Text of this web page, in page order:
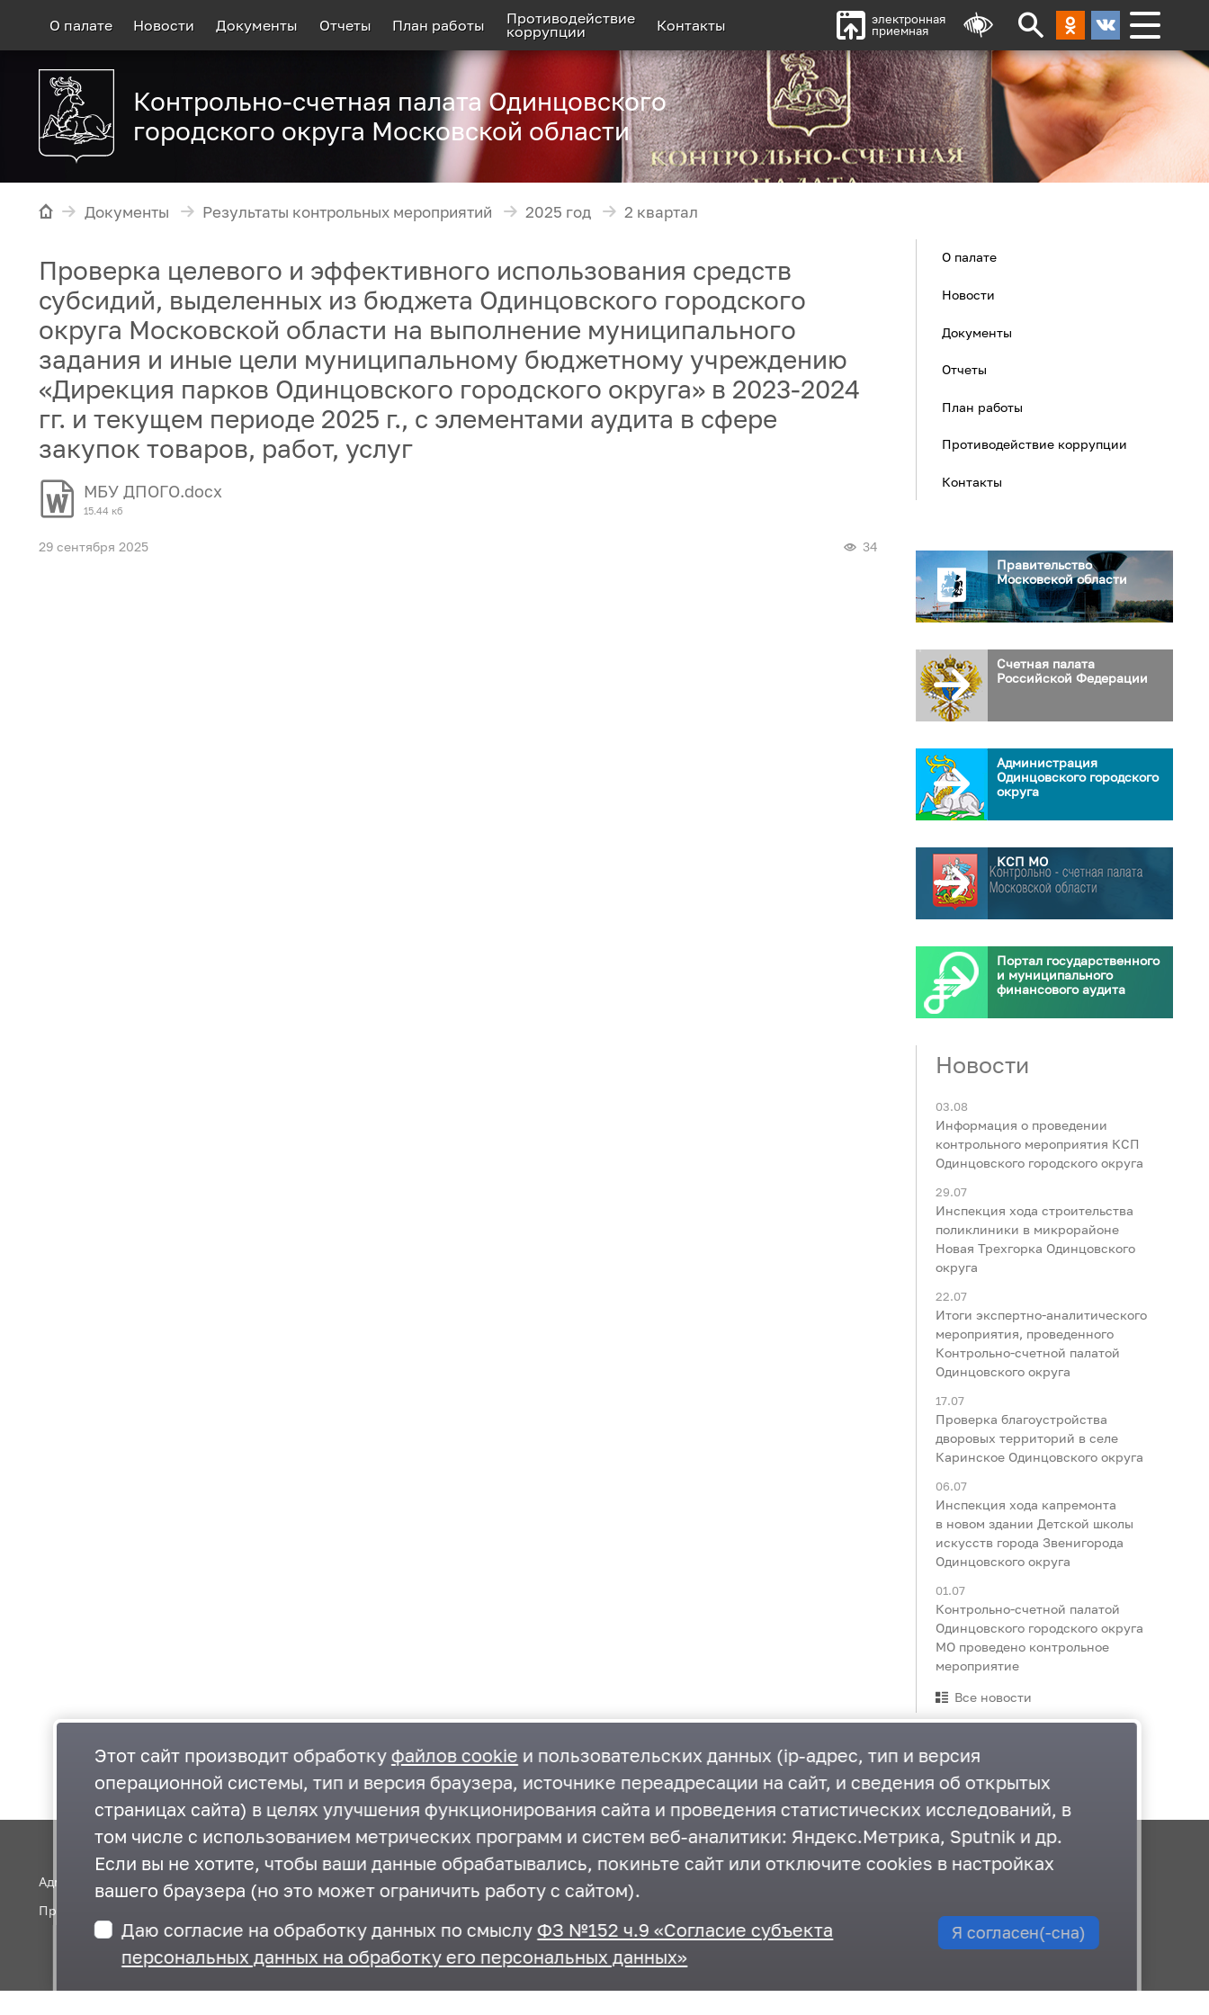
О палате Новости Документы Отчеты План работы
Противодействие
коррупции
Контакты
электронная
приемная
Контрольно-счетная палата Одинцовского
городского округа Московской области
Документы Результаты контрольных мероприятий 2025 год 2 квартал
Проверка целевого и эффективного использования средств
субсидий, выделенных из бюджета Одинцовского городского
округа Московской области на выполнение муниципального
задания и иные цели муниципальному бюджетному учреждению
«Дирекция парков Одинцовского городского округа» в 2023-2024
гг. и текущем периоде 2025 г., с элементами аудита в сфере
закупок товаров, работ, услуг
МБУ ДПОГО.docx
15.44 кб
29 сентября 2025 34
О палате
Новости
Документы
Отчеты
План работы
Противодействие коррупции
Контакты
Правительство
Московской области
Счетная палата
Российской Федерации
Администрация
Одинцовского городского
округа
КСП МО
Портал государственного
и муниципального
финансового аудита
Новости
03.08
Информация о проведении
контрольного мероприятия КСП
Одинцовского городского округа
29.07
Инспекция хода строительства
поликлиники в микрорайоне
Новая Трехгорка Одинцовского
округа
22.07
Итоги экспертно-аналитического
мероприятия, проведенного
Контрольно-счетной палатой
Одинцовского округа
17.07
Проверка благоустройства
дворовых территорий в селе
Каринское Одинцовского округа
06.07
Инспекция хода капремонта
в новом здании Детской школы
искусств города Звенигорода
Одинцовского округа
01.07
Контрольно-счетной палатой
Одинцовского городского округа
МО проведено контрольное
мероприятие
Все новости
Администрация Одинцовского округа
Правительство Московской области
+7 495-593-27-41,+7 495-367-11-87
odin_ksp@mosreg.ru,krkomr@yandex.ru
Карта сайта
Этот сайт производит обработку файлов cookie и пользовательских данных (ip-адрес, тип и версия
операционной системы, тип и версия браузера, источнике переадресации на сайт, и сведения об открытых
страницах сайта) в целях улучшения функционирования сайта и проведения статистических исследований, в
том числе с использованием метрических программ и систем веб-аналитики: Яндекс.Метрика, Sputnik и др.
Если вы не хотите, чтобы ваши данные обрабатывались, покиньте сайт или отключите cookies в настройках
вашего браузера (но это может ограничить работу с сайтом).
Даю согласие на обработку данных по смыслуФЗ №152 ч.9 «Согласие субъекта
персональных данных на обработку его персональных данных»
Я согласен(-сна)